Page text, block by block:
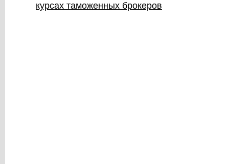
курсах таможенных брокеров